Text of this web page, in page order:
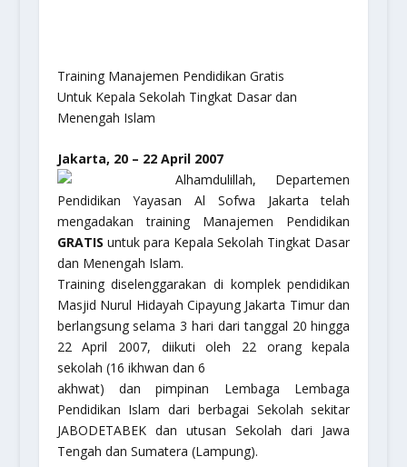
Training Manajemen Pendidikan Gratis
Untuk Kepala Sekolah Tingkat Dasar dan
Menengah Islam
Jakarta, 20 – 22 April 2007
Alhamdulillah, Departemen
Pendidikan Yayasan Al Sofwa Jakarta telah
mengadakan training Manajemen Pendidikan
GRATIS untuk para Kepala Sekolah Tingkat Dasar
dan Menengah Islam.
Training diselenggarakan di komplek pendidikan
Masjid Nurul Hidayah Cipayung Jakarta Timur dan
berlangsung selama 3 hari dari tanggal 20 hingga
22 April 2007, diikuti oleh 22 orang kepala
sekolah (16 ikhwan dan 6
akhwat) dan pimpinan Lembaga Lembaga
Pendidikan Islam dari berbagai Sekolah sekitar
JABODETABEK dan utusan Sekolah dari Jawa
Tengah dan Sumatera (Lampung).